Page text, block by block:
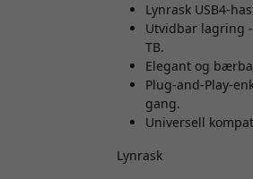
Lynrask USB4-
Utvidbar lagring
TB.
Elegant og
Plug-and-Play-
gang.
Universell
Lynrask